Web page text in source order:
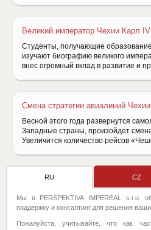
Великий император Чехии Карл IV
Студенты, получающие
изучают биографию великого
внес огромный вклад в развитие и
Смена стратегии авиалиний Чехии
Весной этого года развернутся
Западные страны, произойдет
Увеличится количество рейсов
RU CZ
Мы в PERSPEKTIVA IMPEREAL s.r.o.
поддержку и консалтинг для решения
Пожалуйста, учитывайте, что как